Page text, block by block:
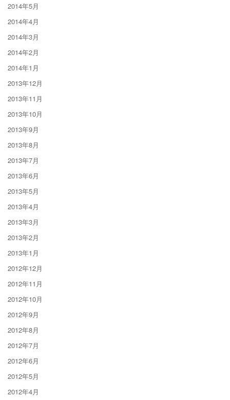
2014年5月
2014年4月
2014年3月
2014年2月
2014年1月
2013年12月
2013年11月
2013年10月
2013年9月
2013年8月
2013年7月
2013年6月
2013年5月
2013年4月
2013年3月
2013年2月
2013年1月
2012年12月
2012年11月
2012年10月
2012年9月
2012年8月
2012年7月
2012年6月
2012年5月
2012年4月